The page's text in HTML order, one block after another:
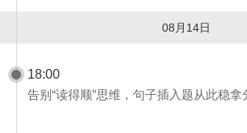
08月14日
18:00
告别“读得顺”思维，句子插入题从此稳拿